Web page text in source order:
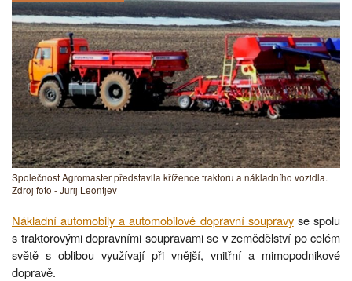
Společnost Agromaster představila křížence traktoru a nákladního vozidla.
Zdroj foto - Jurij Leontjev
Nákladní automobily a automobilové dopravní soupravyse spolu
s traktorovými dopravními soupravami se v zemědělství po celém
světě s oblibou využívají při vnější, vnitřní a mimopodnikové
dopravě.